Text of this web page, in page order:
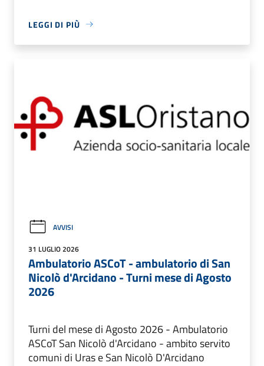
LEGGI DI PIÙ
AVVISI
31 LUGLIO 2026
Ambulatorio ASCoT - ambulatorio di San
Nicolò d'Arcidano - Turni mese di Agosto
2026
Turni del mese di Agosto 2026 - Ambulatorio
ASCoT San Nicolò d'Arcidano - ambito servito
comuni di Uras e San Nicolò D'Arcidano